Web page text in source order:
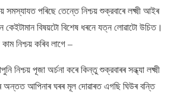
পৰিছে তেন্তে নিশ্চয় শুক্রবাৰে লক্ষ্মী আইৰ
বিষয়টো বিশেষ ধৰনে যত্ন লোৱাটো উচিত।
নিশ্চয় কৰিব লাগে –
নিশ্চয় পূজা অৰ্চনা কৰে কিন্তু শুক্রবাৰৰ সন্ধ্যা লক্ষ্মী
আপিনাৰ ঘৰৰ মূল দোৱাৰত এগছি ঘিউৰ বন্তি